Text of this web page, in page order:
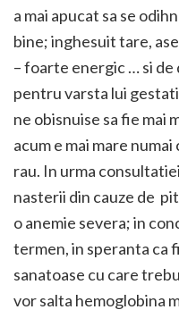
a mai apucat sa se
bine; inghesuit tare,
– foarte energic … si de
pentru varsta lui
ne obisnuise sa fie mai
acum e mai mare
rau. In urma
nasterii din cauze de
o anemie severa; in
termen, in speranta ca
sanatoase cu care
vor salta hemoglobina